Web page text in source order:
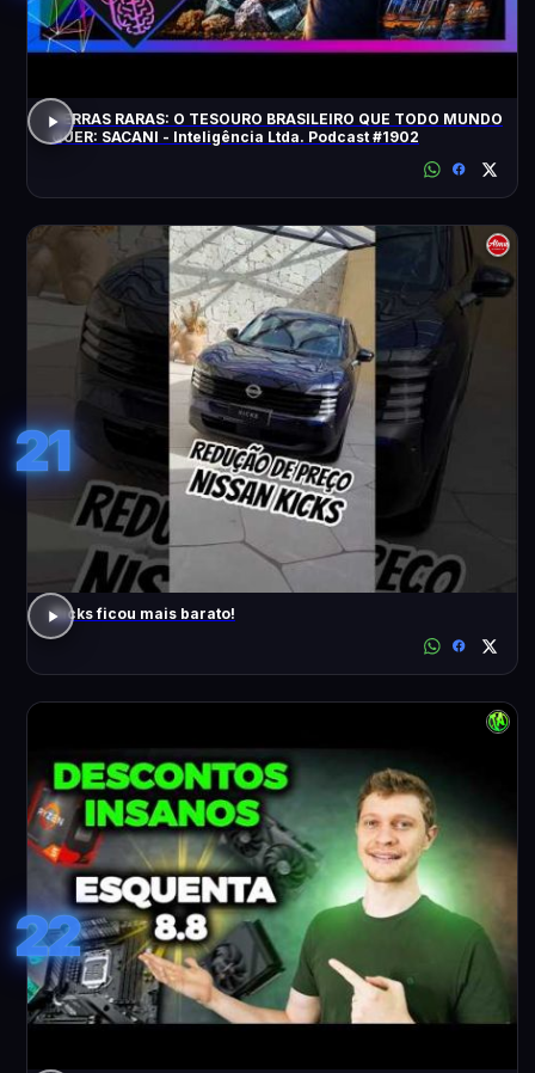
TERRAS RARAS: O TESOURO BRASILEIRO QUE TODO MUNDO
QUER: SACANI - Inteligência Ltda. Podcast #1902
21
Kicks ficou mais barato!
22